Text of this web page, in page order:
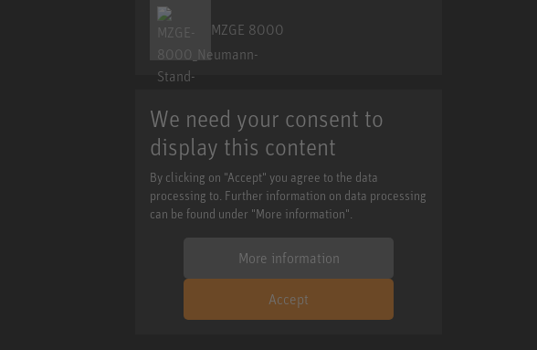
MZGE 8000
We need your consent to
display this content
By clicking on "Accept" you agree to the data
processing to. Further information on data processing
can be found under "More information".
More information
Accept